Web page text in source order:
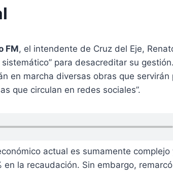
FM, el intendente de Cruz del Eje,
para desacreditar su
en marcha diversas obras que servirán
que circulan en redes sociales”.
actual es sumamente complejo
la recaudación. Sin embargo,